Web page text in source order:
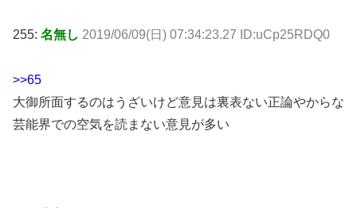
255: 名無し 2019/06/09(日) 07:34:23.27 ID:uCp25RDQ0
>>65
大御所面するのはうざいけど意見は裏表ない正論やからな
芸能界での空気を読まない意見が多い